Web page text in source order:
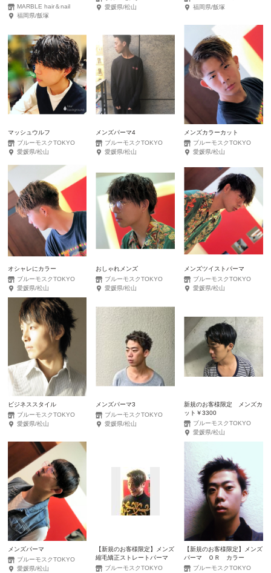
MARBLE hair＆nail
福岡県/飯塚
愛媛県/松山
福岡県/飯塚
マッシュウルフ
ブルーモスクTOKYO
愛媛県/松山
メンズパーマ4
ブルーモスクTOKYO
愛媛県/松山
メンズカラーカット
ブルーモスクTOKYO
愛媛県/松山
オシャレにカラー
ブルーモスクTOKYO
愛媛県/松山
おしゃれメンズ
ブルーモスクTOKYO
愛媛県/松山
メンズツイストパーマ
ブルーモスクTOKYO
愛媛県/松山
ビジネススタイル
ブルーモスクTOKYO
愛媛県/松山
メンズパーマ3
ブルーモスクTOKYO
愛媛県/松山
新規のお客様限定 メンズカ
ット￥3300
ブルーモスクTOKYO
愛媛県/松山
メンズパーマ
ブルーモスクTOKYO
愛媛県/松山
【新規のお客様限定】メンズ
縮毛矯正ストレートパーマ
ブルーモスクTOKYO
【新規のお客様限定】メンズ
パーマ ＯＲ カラー
ブルーモスクTOKYO